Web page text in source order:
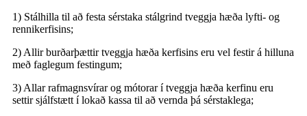
1) Stálhilla til að festa sérstaka stálgrind tveggja hæða lyfti- og
rennikerfisins;
2) Allir burðarþættir tveggja hæða kerfisins eru vel festir á hilluna
með faglegum festingum;
3) Allar rafmagnsvírar og mótorar í tveggja hæða kerfinu eru
settir sjálfstætt í lokað kassa til að vernda þá sérstaklega;